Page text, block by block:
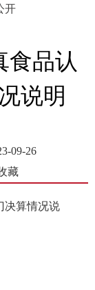
开
食品认
说明
09-26
藏
决算情况说